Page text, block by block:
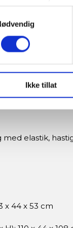
enheten din
infokan du lese
tiden endre
trafikken vår. Vi
som de har
Ikke tillat
maksimal
er
% av kroppens
musklene i
med elastik,
x 44 x 53 cm